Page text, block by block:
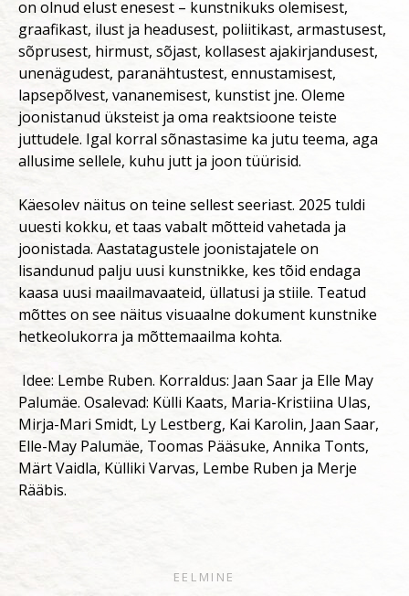
on olnud elust enesest – kunstnikuks olemisest,
graafikast, ilust ja headusest, poliitikast, armastusest,
sõprusest, hirmust, sõjast, kollasest ajakirjandusest,
unenägudest, paranähtustest, ennustamisest,
lapsepõlvest, vananemisest, kunstist jne. Oleme
joonistanud üksteist ja oma reaktsioone teiste
juttudele. Igal korral sõnastasime ka jutu teema, aga
allusime sellele, kuhu jutt ja joon tüürisid.
Käesolev näitus on teine sellest seeriast. 2025 tuldi
uuesti kokku, et taas vabalt mõtteid vahetada ja
joonistada. Aastatagustele joonistajatele on
lisandunud palju uusi kunstnikke, kes tõid endaga
kaasa uusi maailmavaateid, üllatusi ja stiile. Teatud
mõttes on see näitus visuaalne dokument kunstnike
hetkeolukorra ja mõttemaailma kohta.
Idee: Lembe Ruben. Korraldus: Jaan Saar ja Elle May
Palumäe. Osalevad: Külli Kaats, Maria-Kristiina Ulas,
Mirja-Mari Smidt, Ly Lestberg, Kai Karolin, Jaan Saar,
Elle-May Palumäe, Toomas Pääsuke, Annika Tonts,
Märt Vaidla, Külliki Varvas, Lembe Ruben ja Merje
Rääbis.
EELMINE